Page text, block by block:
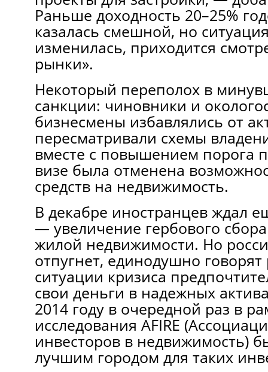
Раньше доходность 20–25%
казалась смешной, но
изменилась, приходится
рынки».
Некоторый переполох в
санкции: чиновники и
бизнесмены избавлялись от
пересматривали схемы
вместе с повышением порога
визе была отменена
средств на недвижимость.
В декабре иностранцев ждал
— увеличение гербового
жилой недвижимости. Но
отпугнет, единодушно
ситуации кризиса
свои деньги в надежных
2014 году в очередной раз в
исследования AFIRE
инвесторов в недвижимость)
лучшим городом для таких